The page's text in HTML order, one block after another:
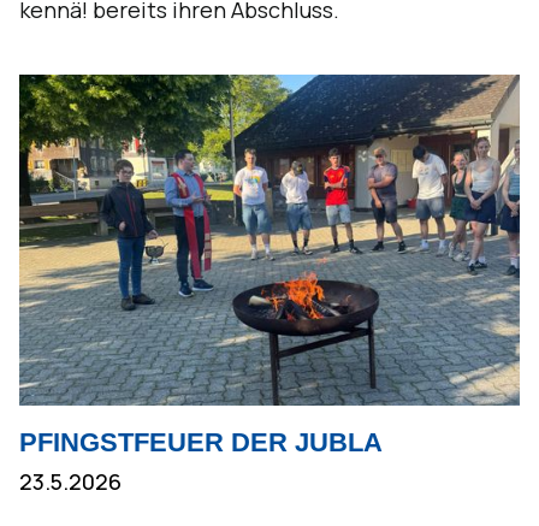
kennä! bereits ihren Abschluss.
PFINGSTFEUER DER JUBLA
23.5.2026